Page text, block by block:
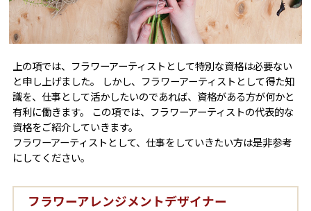
上の項では、フラワーアーティストとして特別な資格は必要ない
と申し上げました。 しかし、フラワーアーティストとして得た知
識を、仕事として活かしたいのであれば、資格がある方が何かと
有利に働きます。 この項では、フラワーアーティストの代表的な
資格をご紹介していきます。
フラワーアーティストとして、仕事をしていきたい方は是非参考
にしてください。
フラワーアレンジメントデザイナー